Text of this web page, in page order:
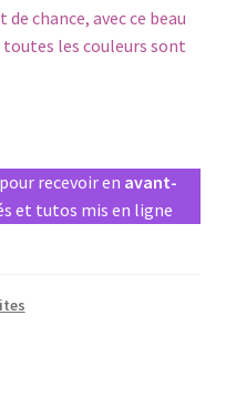
chance, avec ce beau
les couleurs sont
pour recevoir en avant-
et tutos mis en ligne